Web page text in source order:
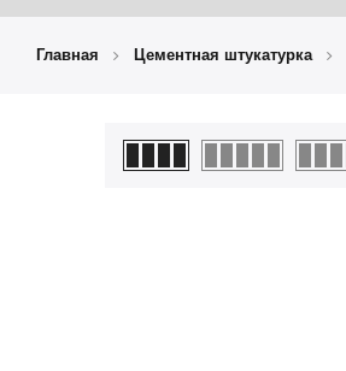
Главная Цементная штукатурка